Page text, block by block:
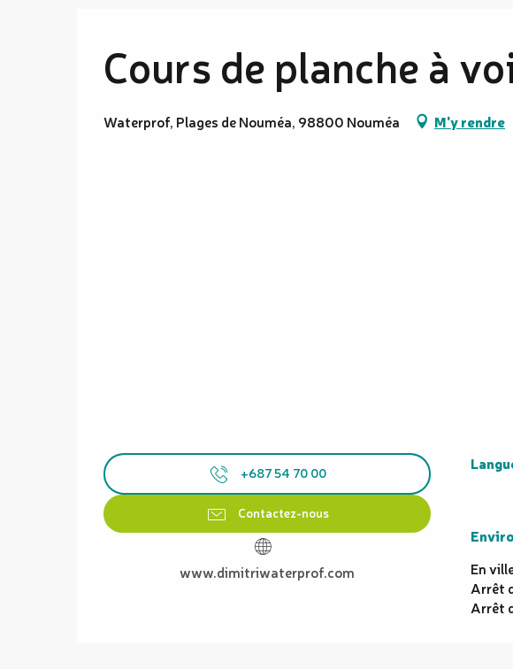
Cours de planche à
Waterprof, Plages de Nouméa, 98800 Nouméa M'y rendre
+687 54 70 00
Contactez-nous
www.dimitriwaterprof.com
En
Arrêt
Arrêt